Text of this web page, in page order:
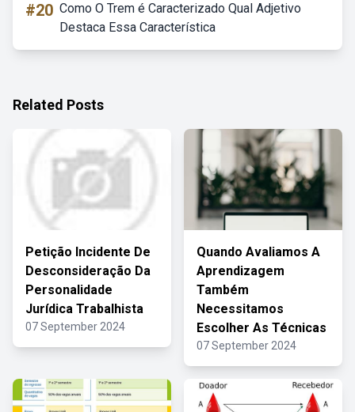
#20 Como O Trem é Caracterizado Qual Adjetivo
Destaca Essa Característica
Related Posts
Petição Incidente De
Desconsideração Da
Personalidade
Jurídica Trabalhista
07 September 2024
Quando Avaliamos A
Aprendizagem
Também
Necessitamos
Escolher As Técnicas
07 September 2024